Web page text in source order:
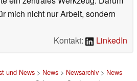
mich nicht nur Arbeit, sondern
Kontakt:
LinkedIn
und News> News> Newsarchiv> News